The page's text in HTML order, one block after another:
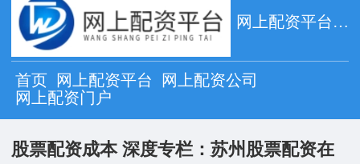
网上配资平台_网上配资公司_网上配资门户
首页 网上配资平台
网上配资公司
网上配资门户
股票配资成本 深度专栏：苏州股票配资在